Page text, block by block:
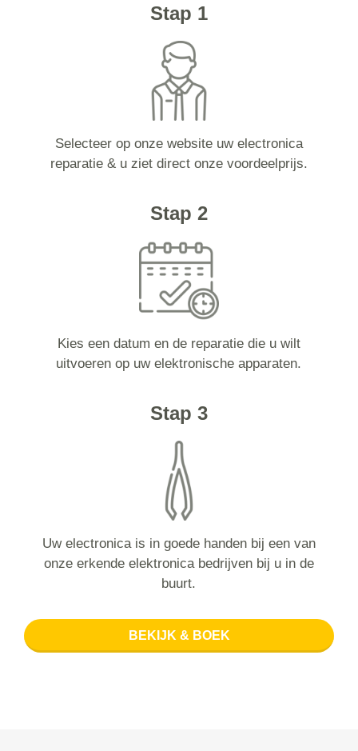
Stap 1
Selecteer op onze website uw electronica
reparatie & u ziet direct onze voordeelprijs.
Stap 2
Kies een datum en de reparatie die u wilt
uitvoeren op uw elektronische apparaten.
Stap 3
Uw electronica is in goede handen bij een van
onze erkende elektronica bedrijven bij u in de
buurt.
BEKIJK & BOEK